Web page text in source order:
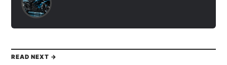
READ NEXT →